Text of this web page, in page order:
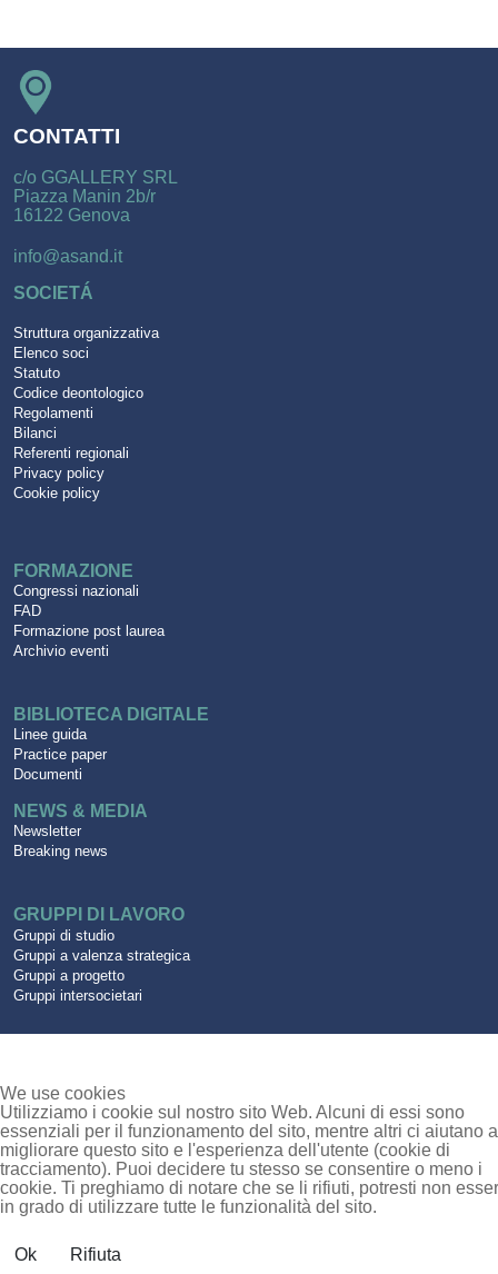
CONTATTI
c/o GGALLERY SRL
Piazza Manin 2b/r
16122 Genova
info@asand.it
SOCIETÁ
Struttura organizzativa
Elenco soci
Statuto
Codice deontologico
Regolamenti
Bilanci
Referenti regionali
Privacy policy
Cookie policy
FORMAZIONE
Congressi nazionali
FAD
Formazione post laurea
Archivio eventi
BIBLIOTECA DIGITALE
Linee guida
Practice paper
Documenti
NEWS & MEDIA
Newsletter
Breaking news
GRUPPI DI LAVORO
Gruppi di studio
Gruppi a valenza strategica
Gruppi a progetto
Gruppi intersocietari
We use cookies
Utilizziamo i cookie sul nostro sito Web. Alcuni di essi sono
essenziali per il funzionamento del sito, mentre altri ci aiutano a
migliorare questo sito e l'esperienza dell'utente (cookie di
tracciamento). Puoi decidere tu stesso se consentire o meno i
cookie. Ti preghiamo di notare che se li rifiuti, potresti non
in grado di utilizzare tutte le funzionalità del sito.
Ok Rifiuta